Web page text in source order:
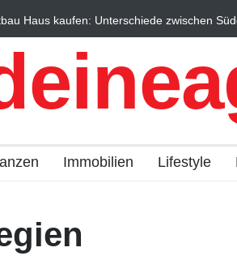
Haus kaufen: Unterschiede zwischen
Österreich einfach erklärt
Immobilien Lifestyle